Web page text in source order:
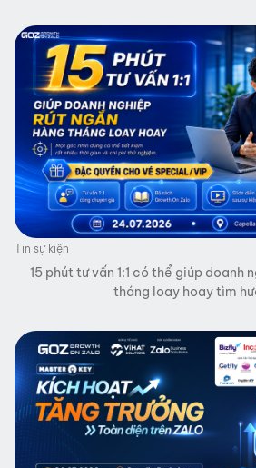
Tin sự kiện
15 phút tư vấn 1:1 có thể giúp doanh
tháng loay hoay tìm